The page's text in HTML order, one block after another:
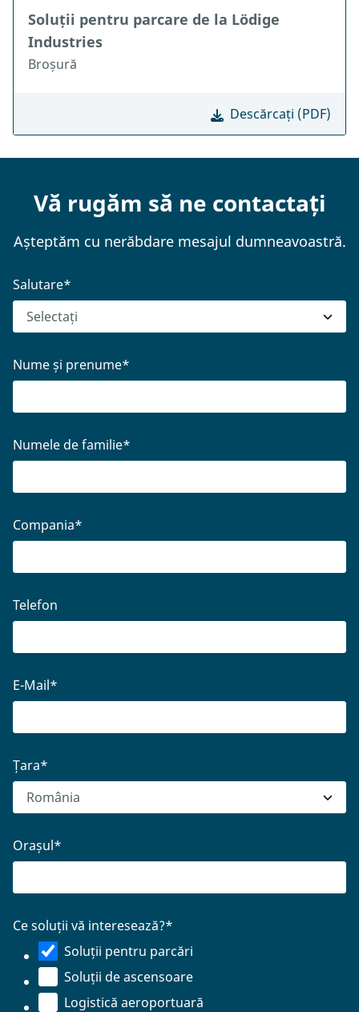
Soluții pentru parcare de la Lödige
Industries
Broșură
Descărcați (PDF)
Vă rugăm să ne contactați
Așteptăm cu nerăbdare mesajul dumneavoastră.
Salutare*
Nume și prenume*
Numele de familie*
Compania*
Telefon
E-Mail*
Țara*
Orașul*
Ce soluții vă interesează?*
Soluții pentru parcări
Soluții de ascensoare
Logistică aeroportuară